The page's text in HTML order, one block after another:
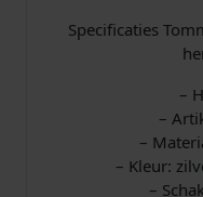
B
l
o
r
1
Specificaties
–
–
–
– Kleur:
–